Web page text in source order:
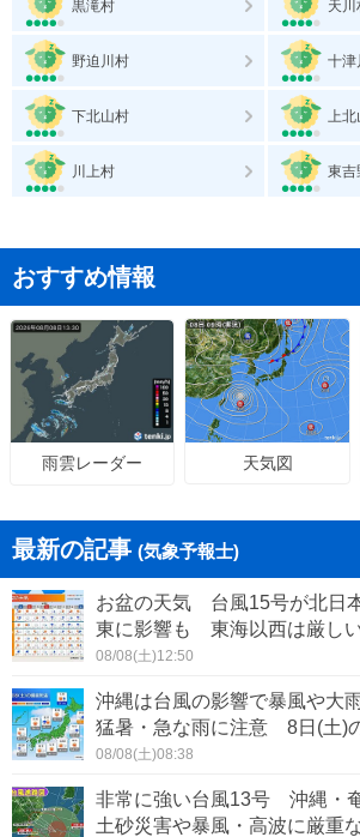
黒滝村 天川
野迫川村 十津
下北山村 上
川上村 東吉
おすすめ情報
雨雲レーダー 天気図
最新の記事 (気象予報士)
お盆の天気 台風15号が北日
東に影響も 東海以西は厳し
08/08(土)12:50
沖縄は台風の影響で暴風や大
猛暑・急な雨に注意 8日(土)
08/08(土)08:38
非常に強い台風13号 沖縄・
土砂災害や暴風・高波に厳重